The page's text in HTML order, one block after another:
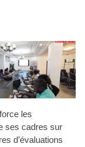
les
ses cadres sur
d’évaluations